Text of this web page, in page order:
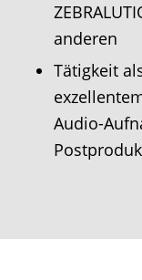
anderen
Tätigkeit
Audio-